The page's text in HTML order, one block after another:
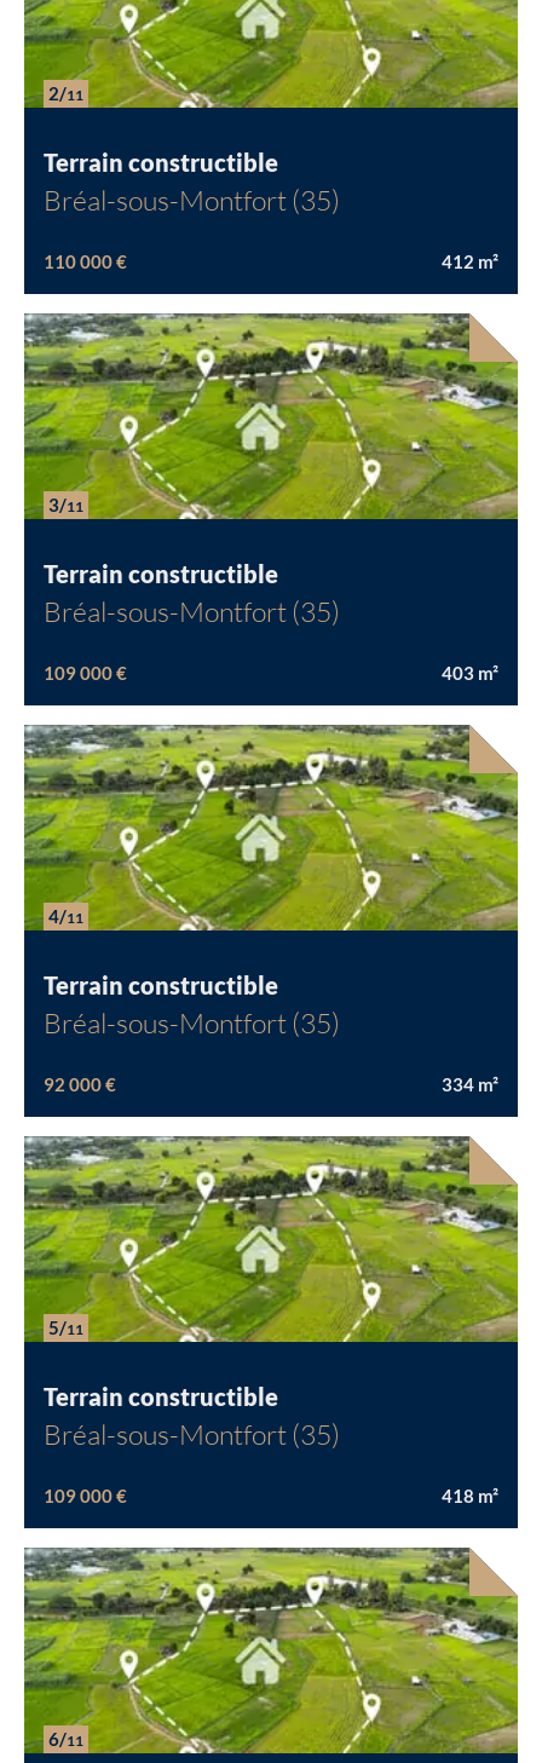
Chargement...
2/11
Terrain constructible
Bréal-sous-Montfort (35)
110 000 € 412 m²
3/11
Terrain constructible
Bréal-sous-Montfort (35)
109 000 € 403 m²
4/11
Terrain constructible
Bréal-sous-Montfort (35)
92 000 € 334 m²
5/11
Terrain constructible
Bréal-sous-Montfort (35)
109 000 € 418 m²
6/11